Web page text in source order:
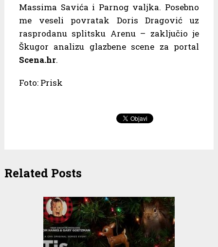
Massima Savića i Parnog valjka. Posebno
me veseli povratak Doris Dragović uz
rasprodanu splitsku Arenu – zaključio je
Škugor analizu glazbene scene za portal
Scena.hr.
Foto: Prisk
Related Posts